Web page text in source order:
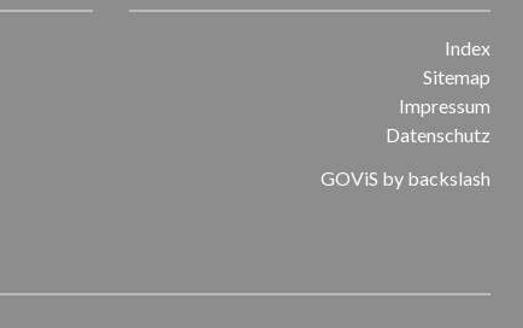
Index
Sitemap
Impressum
Datenschutz
GOViS by backslash